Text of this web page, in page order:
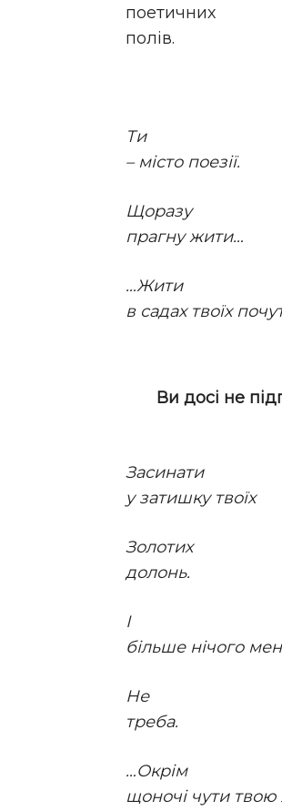
поетичних
полів.
Ти
– місто поезії.
Щоразу
прагну жити…
…Жити
в садах твоїх
Ви досі не
Засинати
у затишку твоїх
Золотих
долонь.
І
більше нічого
Не
треба.
…Окрім
щоночі чути